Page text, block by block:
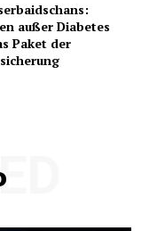
außer Diabetes
Paket der